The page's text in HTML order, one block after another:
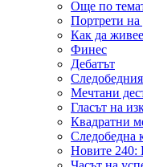
Още по
Портрети на
Как да
Финес
Дебатът
Мечтани
Гласът на
Квадратни
Следобедна
Новите 240: